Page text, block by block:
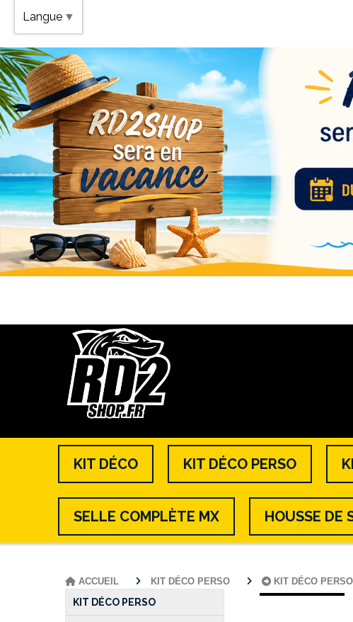
KIT DÉCO KIT DÉCO PERSO
SELLE COMPLÈTE MX HOUSSE DE
KIT DÉCO PERSO
ACCUEIL KIT DÉCO PERSO KIT DÉCO
Langue ▼